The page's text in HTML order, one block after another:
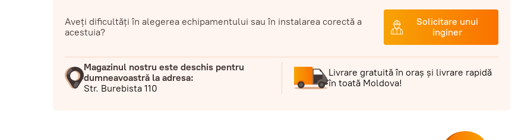
Aveți dificultăți în alegerea echipamentului sau în instalarea corectă a
acestuia?
Solicitare unui
inginer
Magazinul nostru este deschis pentru
dumneavoastră la adresa:
Str. Burebista 110
Livrare gratuită în oraș și livrare rapidă
în toată Moldova!